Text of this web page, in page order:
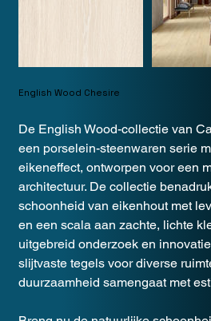
English Wood Chesire
De English Wood-collectie van
een porselein-steenwaren serie
eikeneffect, ontworpen voor een
architectuur. De collectie
schoonheid van eikenhout met
en een scala aan zachte, lichte
uitgebreid onderzoek en
slijtvaste tegels voor diverse
duurzaamheid samengaat met